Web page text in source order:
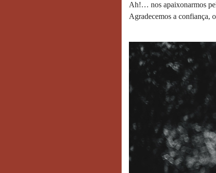
Ah!… nos apaixonarmos
Agradecemos a confiança,